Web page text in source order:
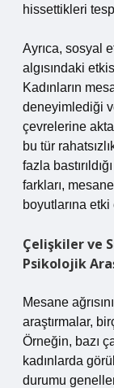
hissettikleri
Ayrıca, sosyal
algısındaki
Kadınların
deneyimlediği
çevrelerine
bu tür
fazla
farkları,
boyutlarına etki
Çelişkiler ve
Psikolojik
Mesane
araştırmalar,
Örneğin, bazı
kadınlarda
durumu